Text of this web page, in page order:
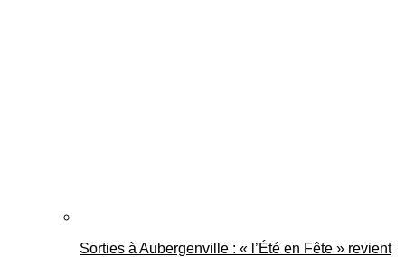
Sorties à Aubergenville : « l’Été en Fête » revient